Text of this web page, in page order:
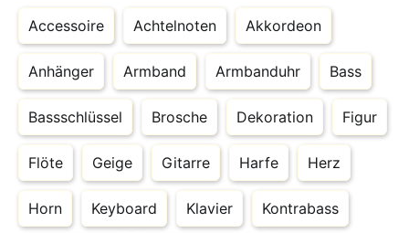
Accessoire Achtelnoten Akkordeon
Anhänger Armband Armbanduhr Bass
Bassschlüssel Brosche Dekoration Figur
Flöte Geige Gitarre Harfe Herz
Horn Keyboard Klavier Kontrabass